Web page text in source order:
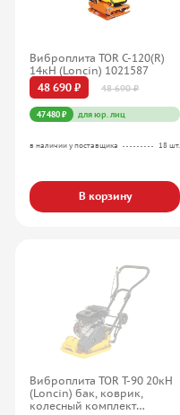
Виброплита TOR C-120(R)
14кН (Loncin) 1021587
48 690 ₽
48 690 ₽
47 480 ₽ для юр. лиц
в наличии у поставщика 18 шт.
В корзину
Виброплита TOR T-90 20кН
(Loncin) бак, коврик,
колесный комплект